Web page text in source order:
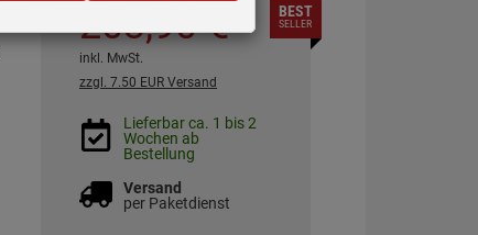
203,90 €
inkl. MwSt.
zzgl. 7.50 EUR Versand
Lieferbar ca. 1 bis 2
Wochen ab
Bestellung
Versand
per Paketdienst
BEST
SELLER